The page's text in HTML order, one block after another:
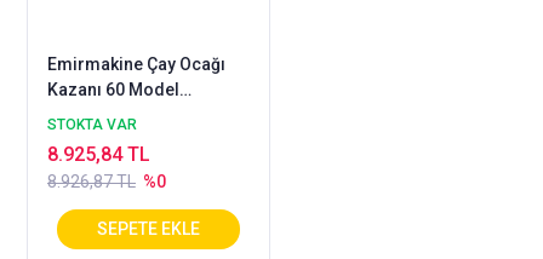
Emirmakine Çay Ocağı
Kazanı 60 Model
Elektrikli Pleytli 1-Kalite
STOKTA VAR
8.926,87 TL %0
8.925,84 TL